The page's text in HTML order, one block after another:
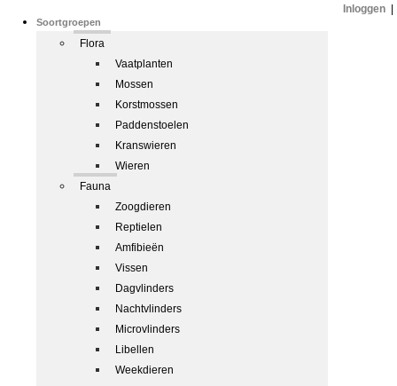
Soortgroepen
Flora
Vaatplanten
Mossen
Korstmossen
Paddenstoelen
Kranswieren
Wieren
Fauna
Zoogdieren
Reptielen
Amfibieën
Vissen
Dagvlinders
Nachtvlinders
Microvlinders
Libellen
Weekdieren
Inloggen